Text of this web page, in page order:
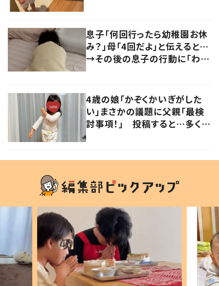
息子「何回行ったら幼稚園お休
み？」母「4回だよ」と伝えると…
→その後の息子の行動に「わか
4歳の娘「かぞくかいぎがした
い」まさかの議題に父親「最検
討事項！」 投稿すると…多くの